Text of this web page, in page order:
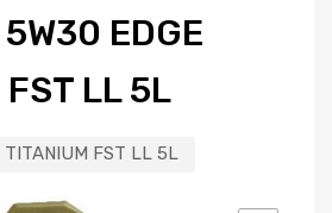
EDGE
LL 5L
TITANIUM FST LL 5L